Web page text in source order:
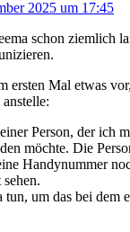
2025 um 17:45
schon ziemlich
ersten Mal etwas
Person, der ich
möchte. Die
Handynummer
tun, um das bei dem